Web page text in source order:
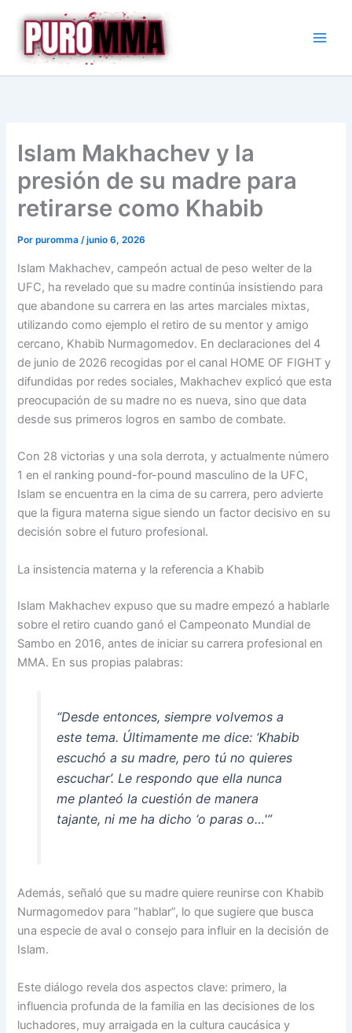
contenido
Islam Makhachev y la
presión de su madre para
retirarse como Khabib
Porpuromma/junio 6, 2026
Islam Makhachev, campeón actual de peso welter de la
UFC, ha revelado que su madre continúa insistiendo para
que abandone su carrera en las artes marciales mixtas,
utilizando como ejemplo el retiro de su mentor y amigo
cercano, Khabib Nurmagomedov. En declaraciones del 4
de junio de 2026 recogidas por el canal HOME OF FIGHT y
difundidas por redes sociales, Makhachev explicó que esta
preocupación de su madre no es nueva, sino que data
desde sus primeros logros en sambo de combate.
Con 28 victorias y una sola derrota, y actualmente número
1 en el ranking pound-for-pound masculino de la UFC,
Islam se encuentra en la cima de su carrera, pero advierte
que la figura materna sigue siendo un factor decisivo en su
decisión sobre el futuro profesional.
La insistencia materna y la referencia a Khabib
Islam Makhachev expuso que su madre empezó a hablarle
sobre el retiro cuando ganó el Campeonato Mundial de
Sambo en 2016, antes de iniciar su carrera profesional en
MMA. En sus propias palabras:
“Desde entonces, siempre volvemos a
este tema. Últimamente me dice: ‘Khabib
escuchó a su madre, pero tú no quieres
escuchar’. Le respondo que ella nunca
me planteó la cuestión de manera
tajante, ni me ha dicho ‘o paras o…'”
Además, señaló que su madre quiere reunirse con Khabib
Nurmagomedov para “hablar”, lo que sugiere que busca
una especie de aval o consejo para influir en la decisión de
Islam.
Este diálogo revela dos aspectos clave: primero, la
influencia profunda de la familia en las decisiones de los
luchadores, muy arraigada en la cultura caucásica y